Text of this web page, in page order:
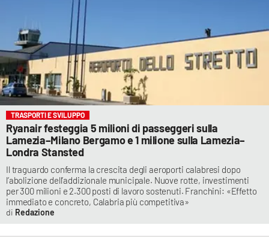
TRASPORTI E SVILUPPO
Ryanair festeggia 5 milioni di passeggeri sulla
Lamezia–Milano Bergamo e 1 milione sulla Lamezia–
Londra Stansted
Il traguardo conferma la crescita degli aeroporti calabresi dopo
l’abolizione dell’addizionale municipale. Nuove rotte, investimenti
per 300 milioni e 2.300 posti di lavoro sostenuti. Franchini: «Effetto
immediato e concreto, Calabria più competitiva»
Redazione